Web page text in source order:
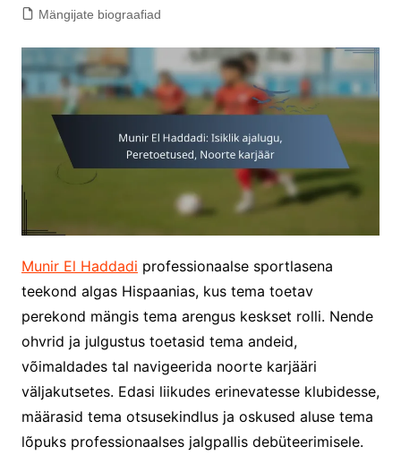
Mängijate biograafiad
Munir El Haddadi professionaalse sportlasena
teekond algas Hispaanias, kus tema toetav
perekond mängis tema arengus keskset rolli. Nende
ohvrid ja julgustus toetasid tema andeid,
võimaldades tal navigeerida noorte karjääri
väljakutsetes. Edasi liikudes erinevatesse klubidesse,
määrasid tema otsusekindlus ja oskused aluse tema
lõpuks professionaalses jalgpallis debüteerimisele.